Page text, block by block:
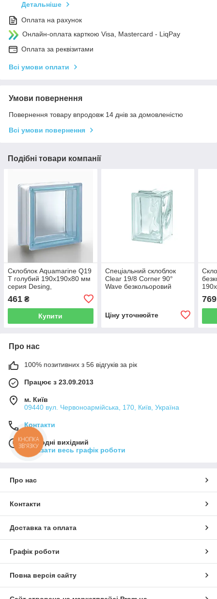
Детальніше
Оплата на рахунок
Онлайн-оплата карткою Visa, Mastercard - LiqPay
Оплата за реквізитами
Всі умови оплати
Умови повернення
Повернення товару впродовж 14 днів за домовленістю
Всі умови повернення
Подібні товари компанії
Склоблок Aquamarine Q19
Т голубий 190х190х80 мм
серия Desing,
производство Seves Group
461 ₴
Купити
Спеціальний склоблок
Clear 19/8 Corner 90°
Wave безкольоровий
Ціну уточнюйте
769
Про нас
100% позитивних з 56 відгуків за рік
Працює з 23.09.2013
м. Київ
09440 вул. Червоноармійська, 170, Київ, Україна
Контакти
Сьогодні вихідний
Показати весь графік роботи
Про нас
Контакти
Доставка та оплата
Графік роботи
Повна версія сайту
КНОПКА
ЗВ'ЯЗКУ